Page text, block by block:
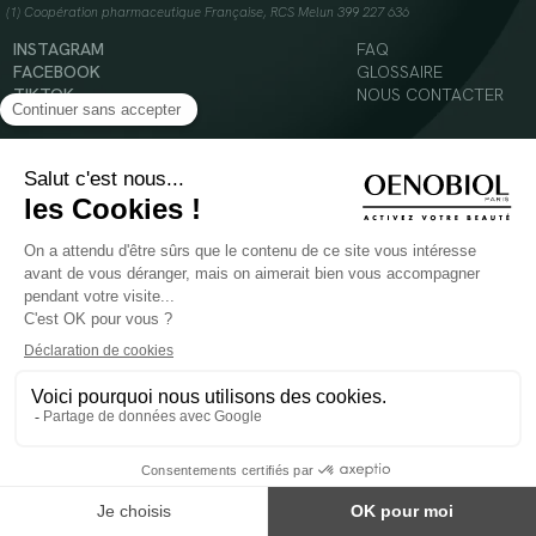
(1) Coopération pharmaceutique Française, RCS Melun 399 227 636
INSTAGRAM
FACEBOOK
TIKTOK
YOUTUBE
FAQ
GLOSSAIRE
NOUS CONTACTER
© 2024 Oenobiol Paris
Mentions légales
Politique en matière de cookies
POUR VOTRE SANTÉ, MANGEZ AU MOINS CINQ FRUITS ET LÉGUMES PAR JOUR -
Les complément alimentaires doivent être utilisés dans le cadre d'un mode de vie sain et
ne pas être utilisés comme substituts d'un régimes alimentaire varié et équilibré.